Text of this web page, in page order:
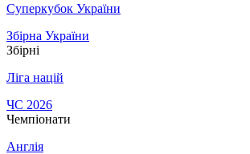
Суперкубок України
Збірна України
Збірні
Ліга націй
ЧС 2026
Чемпіонати
Англія